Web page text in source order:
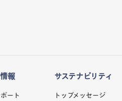
報
ート
サステナビリティ
トップメッセージ